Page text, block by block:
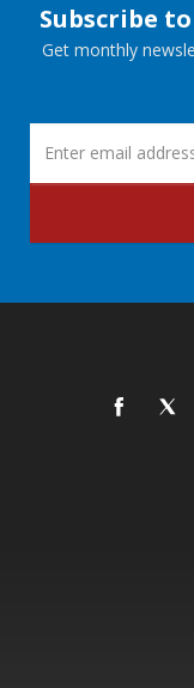
Subscribe
Get monthly